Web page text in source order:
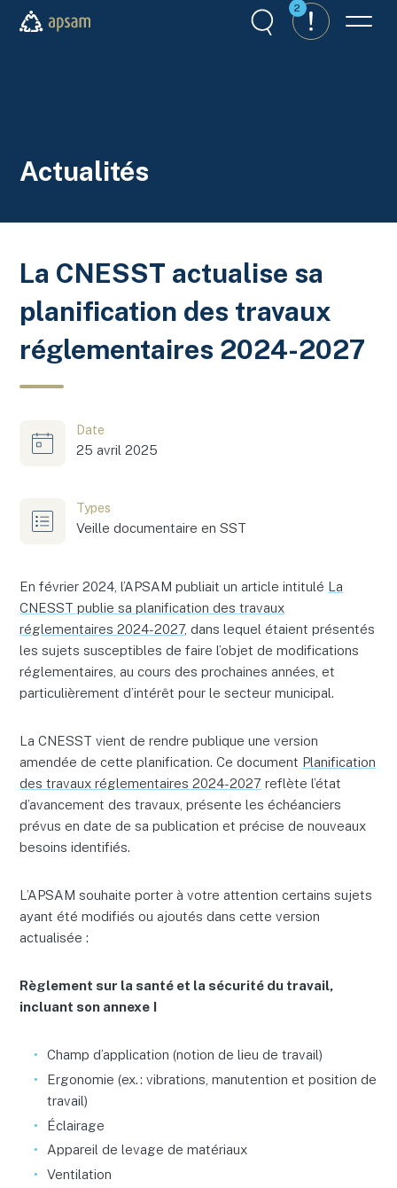
Aller au contenu principal
RechercheAlertes
2
Menu
Actualités
La CNESST actualise sa
planification des travaux
réglementaires 2024-2027
Date
25 avril 2025
Types
Veille documentaire en SST
En février 2024, l’APSAM publiait un article intitulé La
CNESST publie sa planification des travaux
réglementaires 2024-2027, dans lequel étaient présentés
les sujets susceptibles de faire l’objet de modifications
réglementaires, au cours des prochaines années, et
particulièrement d’intérêt pour le secteur municipal.
La CNESST vient de rendre publique une version
amendée de cette planification. Ce document Planification
des travaux réglementaires 2024-2027 reflète l’état
d’avancement des travaux, présente les échéanciers
prévus en date de sa publication et précise de nouveaux
besoins identifiés.
L’APSAM souhaite porter à votre attention certains sujets
ayant été modifiés ou ajoutés dans cette version
actualisée :
Règlement sur la santé et la sécurité du travail,
incluant son annexe I
Champ d’application (notion de lieu de travail)
Ergonomie (ex. : vibrations, manutention et position de
travail)
Éclairage
Appareil de levage de matériaux
Ventilation